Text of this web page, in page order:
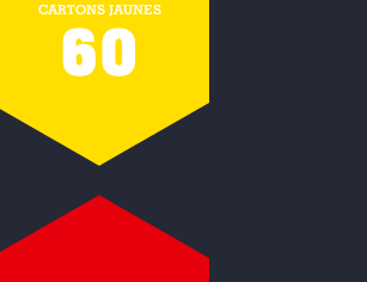
CARTONS JAUNES
60